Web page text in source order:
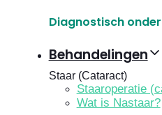
Diagnostisch
Behandelingen
Staar (Cataract)
Staaroperatie
Wat is Nastaar?